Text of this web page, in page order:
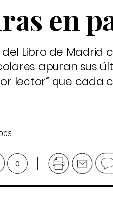
en
Libro de Madrid
apuran sus
lector” que
0